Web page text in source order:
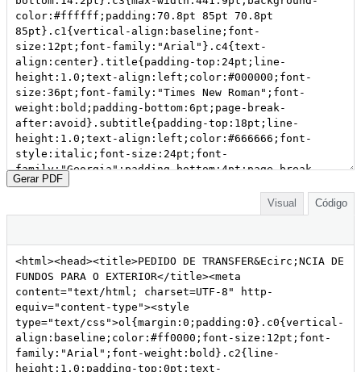
Gerar PDF
Visual
Código